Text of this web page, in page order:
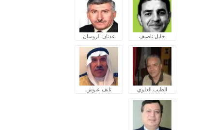
خليل ناصيف عدنان الروسان
الطيب العلوي نايف عبوش